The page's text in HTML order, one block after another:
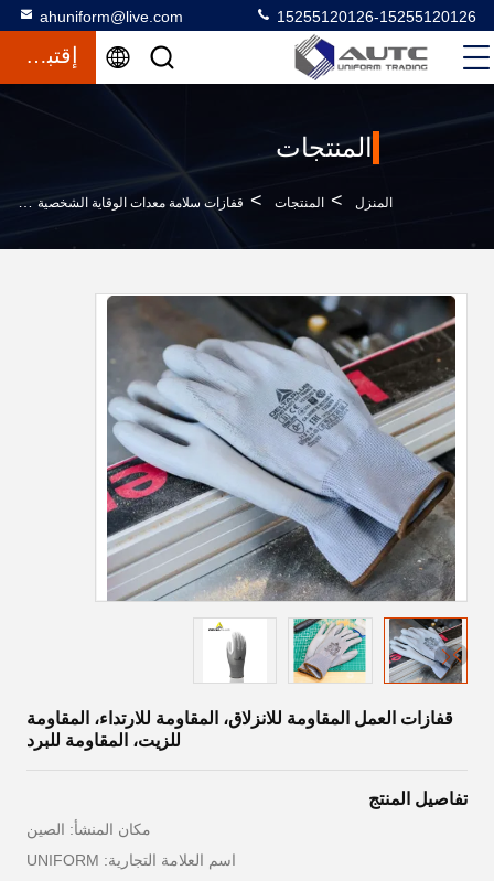
ahuniform@live.com 15255120126-15255120126
إقتباس
المنتجات
المنزل > المنتجات > قفازات سلامة معدات الوقاية الشخصية >
قفازات العمل المقاومة للانزلاق، المقاومة للارتداء، المقاومة
للزيت، المقاومة للبرد
تفاصيل المنتج
مكان المنشأ: الصين
اسم العلامة التجارية: UNIFORM